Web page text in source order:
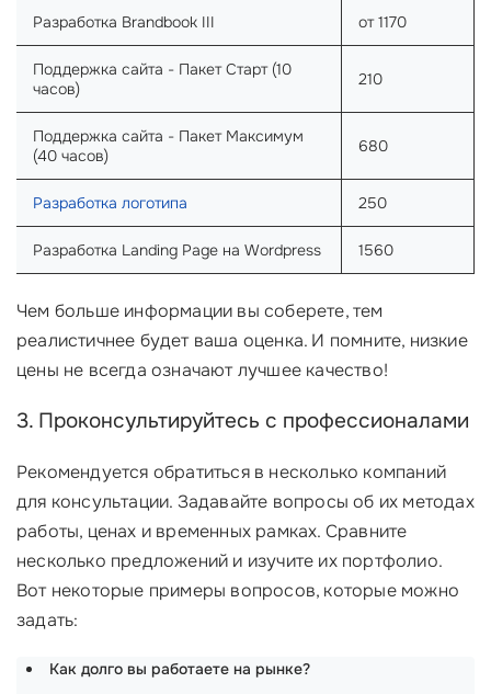
Разработка Brandbook III от 1170
Поддержка сайта - Пакет Старт (10
часов)
210
Поддержка сайта - Пакет Максимум
(40 часов)
680
Разработка логотипа 250
Разработка Landing Page на Wordpress 1560
Чем больше информации вы соберете, тем
реалистичнее будет ваша оценка. И помните, низкие
цены не всегда означают лучшее качество!
3. Проконсультируйтесь с профессионалами
Рекомендуется обратиться в несколько компаний
для консультации. Задавайте вопросы об их методах
работы, ценах и временных рамках. Сравните
несколько предложений и изучите их портфолио.
Вот некоторые примеры вопросов, которые можно
задать:
Как долго вы работаете на рынке?